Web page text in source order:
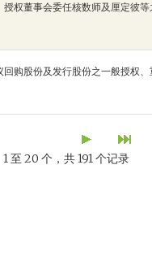
权董事会委任核数师及厘定彼
购股份及发行股份之一般授权
1 至 20 个，共 191 个记录